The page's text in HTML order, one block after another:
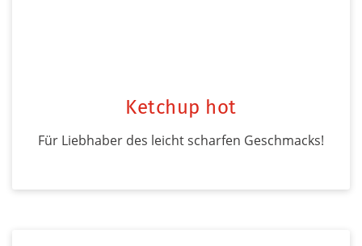
Ketchup hot
Für Liebhaber des leicht scharfen Geschmacks!